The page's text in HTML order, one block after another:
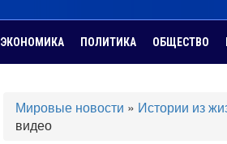
ЭКОНОМИКА ПОЛИТИКА ОБЩЕСТВО
Мировые новости » Истории из
видео